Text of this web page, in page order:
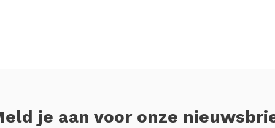
je aan voor onze